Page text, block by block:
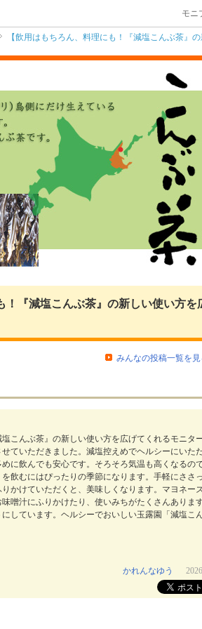
モニ
【飲用はもちろん、料理にも！『減塩こんぶ茶』
！『減塩こんぶ茶』の新しい使い方
みんなの投稿一覧を見
こんぶ茶』の新しい使い方を広げてくれるモニタ
ていただきました。減塩控えめでヘルシーにいた
に飲んでも安心です。そろそろ気温も高くなるの
飲むにはぴったりの季節になります。手軽にささ
かけていただくと、美味しくなります。マヨネー
噌汁にふりかけたり、使いみちがたくさんありま
しています。ヘルシーでおいしい玉露園「減塩こ
かれんなゆう